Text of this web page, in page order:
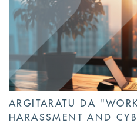
ARGITARATU DA
HARASSMENT AND